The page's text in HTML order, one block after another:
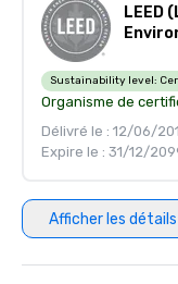
LEED
Sustainability level:
Organisme de
Délivré le : 12/06/
Expire le : 31/12/
Afficher les détails